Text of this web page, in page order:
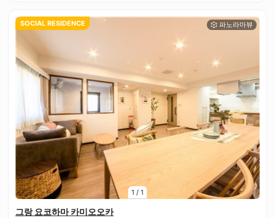
1 / 1
SOCIAL RESIDENCE
그랑 요코하마 카미오오카